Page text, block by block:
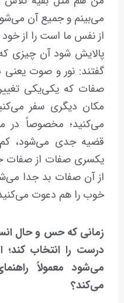
می‌بینم و جمیع آن
از نفس ما است را از خود
پالایش شود آن چیزی
گفتند: نور و صوت یعنی
صفات که یکی‌یکی
مکان دیگری سفر
می‌کنید؛ مخصوصاً در
قضیه جدی می‌شود،
یکسری صفات از صفات
از آن صفات بد جدا
خوب را هم دعوت
زمانی که حس و حال
درست را انتخاب کند؛
می‌شود معمولاً
می‌کند؟